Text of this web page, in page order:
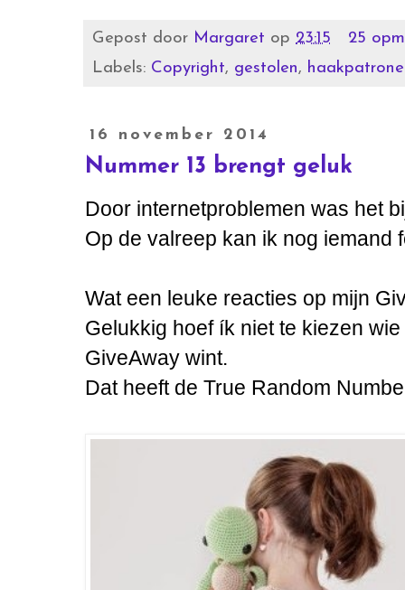
Gepost door Margaret op 23:15
25
Labels: Copyright, gestolen,
16 november 2014
Nummer 13 brengt geluk
Door internetproblemen was het
Op de valreep kan ik nog iemand
Wat een leuke reacties op mijn
Gelukkig hoef ík niet te kiezen
GiveAway wint.
Dat heeft de True Random